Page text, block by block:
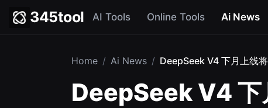
345tool AI Tools Online Tools Ai News
Home / Ai News / DeepSeek V4 下月上线
DeepSeek V4 下